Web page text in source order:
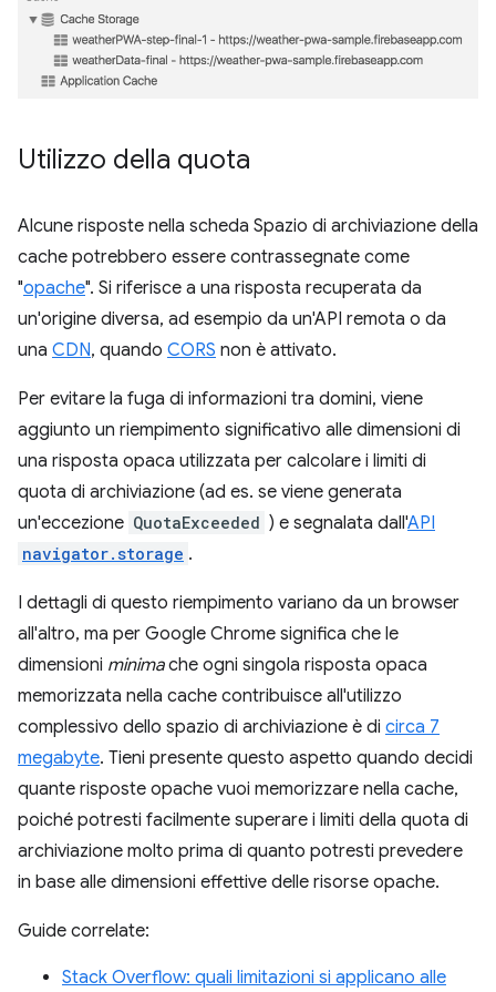
Utilizzo della quota
Alcune risposte nella scheda Spazio di archiviazione della
cache potrebbero essere contrassegnate come
"opache". Si riferisce a una risposta recuperata da
un'origine diversa, ad esempio da un'API remota o da
una CDN, quando CORS non è attivato.
Per evitare la fuga di informazioni tra domini, viene
aggiunto un riempimento significativo alle dimensioni di
una risposta opaca utilizzata per calcolare i limiti di
quota di archiviazione (ad es. se viene generata
un'eccezione QuotaExceeded ) e segnalata dall'API
navigator.storage .
I dettagli di questo riempimento variano da un browser
all'altro, ma per Google Chrome significa che le
dimensioni minimache ogni singola risposta opaca
memorizzata nella cache contribuisce all'utilizzo
complessivo dello spazio di archiviazione è di circa 7
megabyte. Tieni presente questo aspetto quando decidi
quante risposte opache vuoi memorizzare nella cache,
poiché potresti facilmente superare i limiti della quota di
archiviazione molto prima di quanto potresti prevedere
in base alle dimensioni effettive delle risorse opache.
Guide correlate:
Stack Overflow: quali limitazioni si applicano alle